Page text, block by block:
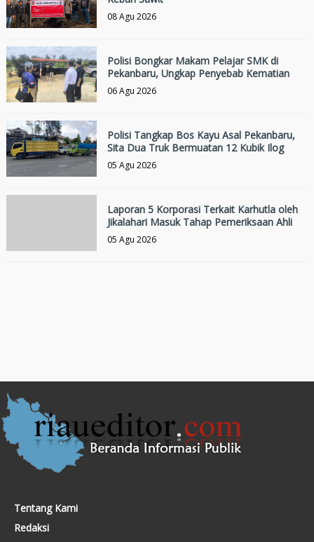
08 Agu 2026
Polisi Bongkar Makam Pelajar SMK di
Pekanbaru, Ungkap Penyebab Kematian
06 Agu 2026
Polisi Tangkap Bos Kayu Asal Pekanbaru,
Sita Dua Truk Bermuatan 12 Kubik Ilog
05 Agu 2026
Laporan 5 Korporasi Terkait Karhutla oleh
Jikalahari Masuk Tahap Pemeriksaan Ahli
05 Agu 2026
Tentang Kami
Redaksi